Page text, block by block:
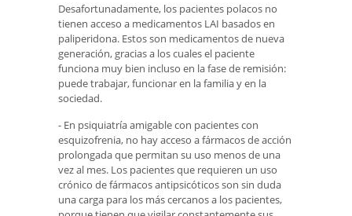
Desafortunadamente, los pacientes polacos no
tienen acceso a medicamentos LAI basados ​​en
paliperidona. Estos son medicamentos de nueva
generación, gracias a los cuales el paciente
funciona muy bien incluso en la fase de remisión:
puede trabajar, funcionar en la familia y en la
sociedad.
- En psiquiatría amigable con pacientes con
esquizofrenia, no hay acceso a fármacos de acción
prolongada que permitan su uso menos de una
vez al mes. Los pacientes que requieren un uso
crónico de fármacos antipsicóticos son sin duda
una carga para los más cercanos a los pacientes,